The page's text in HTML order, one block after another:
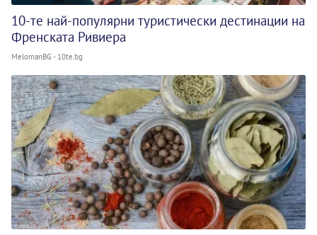
10-те най-популярни туристически дестинации на
Френската Ривиера
MelomanBG - 10te.bg